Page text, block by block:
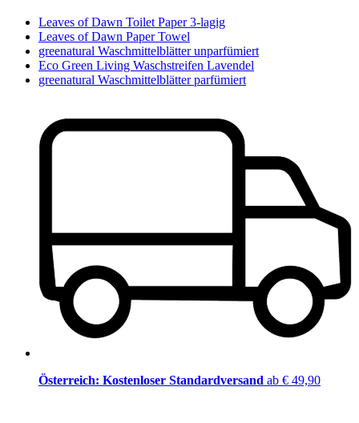
Leaves of Dawn Toilet Paper 3-lagig
Leaves of Dawn Paper Towel
greenatural Waschmittelblätter unparfümiert
Eco Green Living Waschstreifen Lavendel
greenatural Waschmittelblätter parfümiert
Österreich: Kostenloser Standardversand ab € 49,90